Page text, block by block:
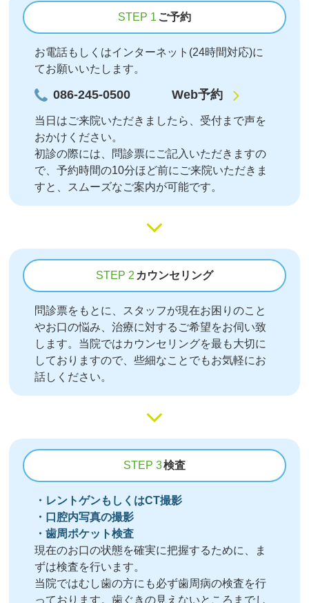
STEP 1 ご予約
お電話もしくはインターネット(24時間対応)に
てお願いいたします。
086-245-0500 Web予約
当日はご来院いただきましたら、受付まで声を
おかけください。
初診の際には、問診票にご記入いただきますの
で、予約時間の10分ほど前にご来院いただきま
すと、スムーズなご案内が可能です。
STEP 2 カウンセリング
問診票をもとに、スタッフが現在お困りのこと
やお口の悩み、治療に対するご希望をお伺い致
します。当院ではカウンセリングを最も大切に
しておりますので、些細なことでもお気軽にお
話しください。
STEP 3検査
・レントゲンもしくはCT撮影
・口腔内写真の撮影
・歯周ポケット検査
現在のお口の状態を確実に把握するために、ま
ずは検査を行います。
当院ではむし歯の方にも必ず歯周病の検査を行
っております。歯ぐきの見えないところまでし